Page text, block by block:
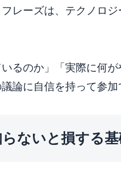
フレーズは、テクノロ
るのか」「実際に何
論に自信を持って参加
ないと損する